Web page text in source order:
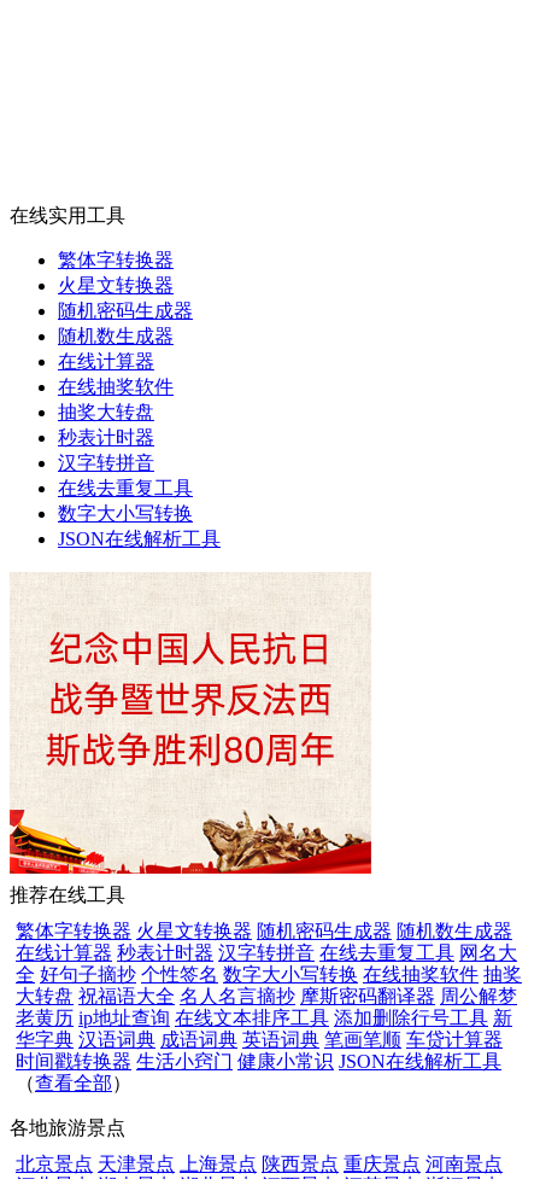
在线实用工具
繁体字转换器
火星文转换器
随机密码生成器
随机数生成器
在线计算器
在线抽奖软件
抽奖大转盘
秒表计时器
汉字转拼音
在线去重复工具
数字大小写转换
JSON在线解析工具
推荐在线工具
繁体字转换器 火星文转换器 随机密码生成器 随机数生成器
在线计算器 秒表计时器 汉字转拼音 在线去重复工具 网名大
全 好句子摘抄 个性签名 数字大小写转换 在线抽奖软件 抽奖
大转盘 祝福语大全 名人名言摘抄 摩斯密码翻译器 周公解梦
老黄历 ip地址查询 在线文本排序工具 添加删除行号工具 新
华字典 汉语词典 成语词典 英语词典 笔画笔顺 车贷计算器
时间戳转换器 生活小窍门 健康小常识 JSON在线解析工具
（查看全部）
各地旅游景点
北京景点 天津景点 上海景点 陕西景点 重庆景点 河南景点